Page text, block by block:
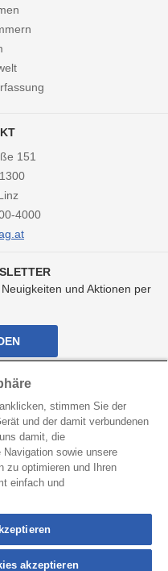
151
4000
und Aktionen per
Youtube
von
LINZ
AG
von
LINZ
AG Verkehr und
Impressum
stimmen Sie der
und der damit verbundenen
damit, die
sowie unsere
zu optimieren und Ihren
einfach und
akzeptieren